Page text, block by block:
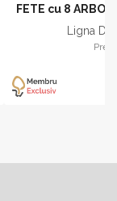
FETE cu 8
model
Ligna
Pret